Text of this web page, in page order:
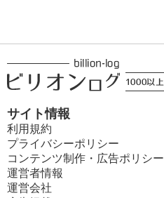
サイト情報
利用規約
プライバシーポリシー
コンテンツ制作・広告ポリシー
運営者情報
運営会社